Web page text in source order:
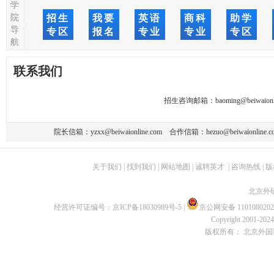
学
院
导
航
招生
专区
我要
报名
英语
专业
商科
专业
助学
专区
联系我们
招生咨询邮箱：
院长信箱： yzxx@beiwaionline.com 合作信箱：
关于我们 找到我们 网站地图 诚聘英才| 咨询热线|
北京外
经营许可证编号： 京ICP备18030989号-5
京公网安备
Copyright 2001-
版权所有： 北京外